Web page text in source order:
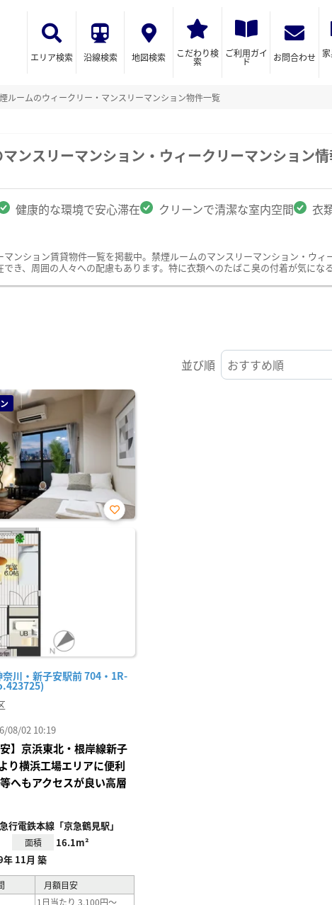
エリア検索 沿線検索 地図検索 こだわり検
索
ご利用ガイ
ド お問合わせ
ルームのウィークリー・マンスリーマンション物件一覧
ンスリーマンション・ウィークリーマンション
健康的な環境で安心滞在 クリーンで清潔な室内空間 衣
ンション賃貸物件一覧を掲載中。禁煙ルームのマンスリーマンション・ウ
き、周囲の人々への配慮もあります。特に衣類へのたばこ臭の付着が気にな
並び順
川・新子安駅前 704・1R-
お気
08/02 10:19
安】京浜東北・根岸線新子
り横浜工場エリアに便利
へもアクセスが良い高層
行電鉄本線「京急鶴見駅」
面積 16.1m²
年 11月 築
月額目安
1日当たり 3,100円～